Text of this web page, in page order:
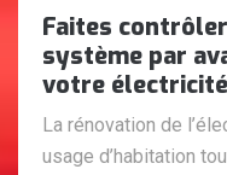
Faites
système par
votre électricité
La rénovation de
usage d’habitation